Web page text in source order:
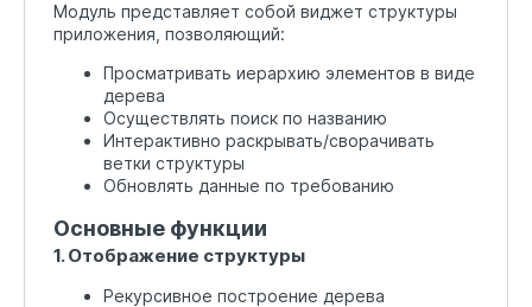
Модуль представляет собой виджет структуры
приложения, позволяющий:
Просматривать иерархию элементов в виде
дерева
Осуществлять поиск по названию
Интерактивно раскрывать/сворачивать
ветки структуры
Обновлять данные по требованию
Основные функции
1. Отображение структуры
Рекурсивное построение дерева